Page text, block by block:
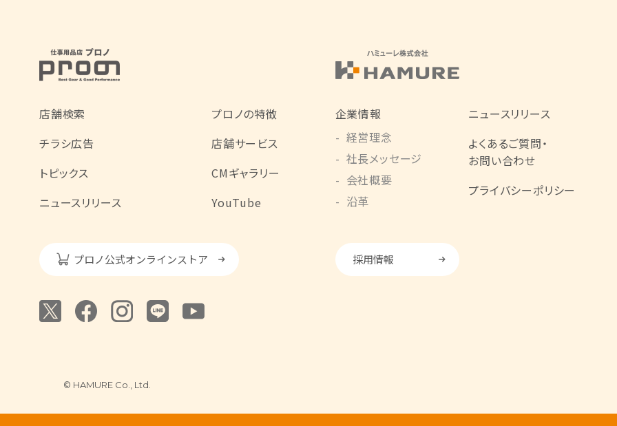
店舗検索
チラシ広告
トピックス
ニュースリリース
プロノの特徴
店舗サービス
CMギャラリー
YouTube
プロノ公式オンラインストア
企業情報
経営理念
社長メッセージ
会社概要
沿革
ニュースリリース
よくあるご質問・
お問い合わせ
プライバシーポリシー
採用情報
© HAMURE Co., Ltd.